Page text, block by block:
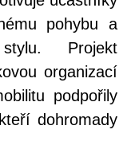
pohybu a
Projekt
organizací
podpořily
dohromady